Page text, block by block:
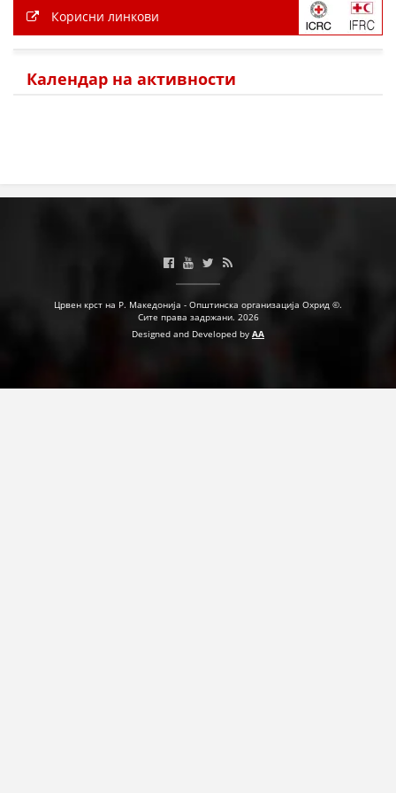
СТРАТЕГИИ
Корисни линкови
Календар на активности
Црвен крст на Р. Македонија - Општинска организација Охрид ©.
Сите права задржани. 2026
Designed and Developed by AA